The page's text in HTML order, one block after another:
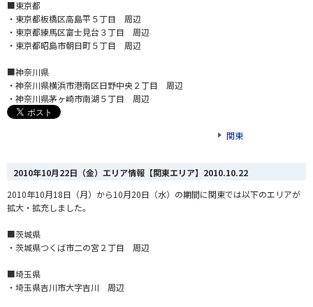
■東京都
・東京都板橋区高島平５丁目 周辺
・東京都練馬区富士見台３丁目 周辺
・東京都昭島市朝日町５丁目 周辺
■神奈川県
・神奈川県横浜市港南区日野中央２丁目 周辺
・神奈川県茅ヶ崎市南湖５丁目 周辺
関東
2010年10月22日（金）エリア情報【関東エリア】 2010.10.22
2010年10月18日（月）から10月20日（水）の期間に関東では以下のエリアが
拡大・拡充しました。
■茨城県
・茨城県つくば市二の宮２丁目 周辺
■埼玉県
・埼玉県吉川市大字吉川 周辺